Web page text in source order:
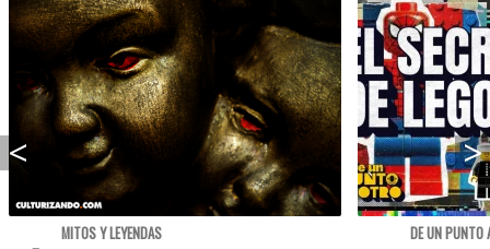
MITOS Y LEYENDAS
DE UN PUNTO